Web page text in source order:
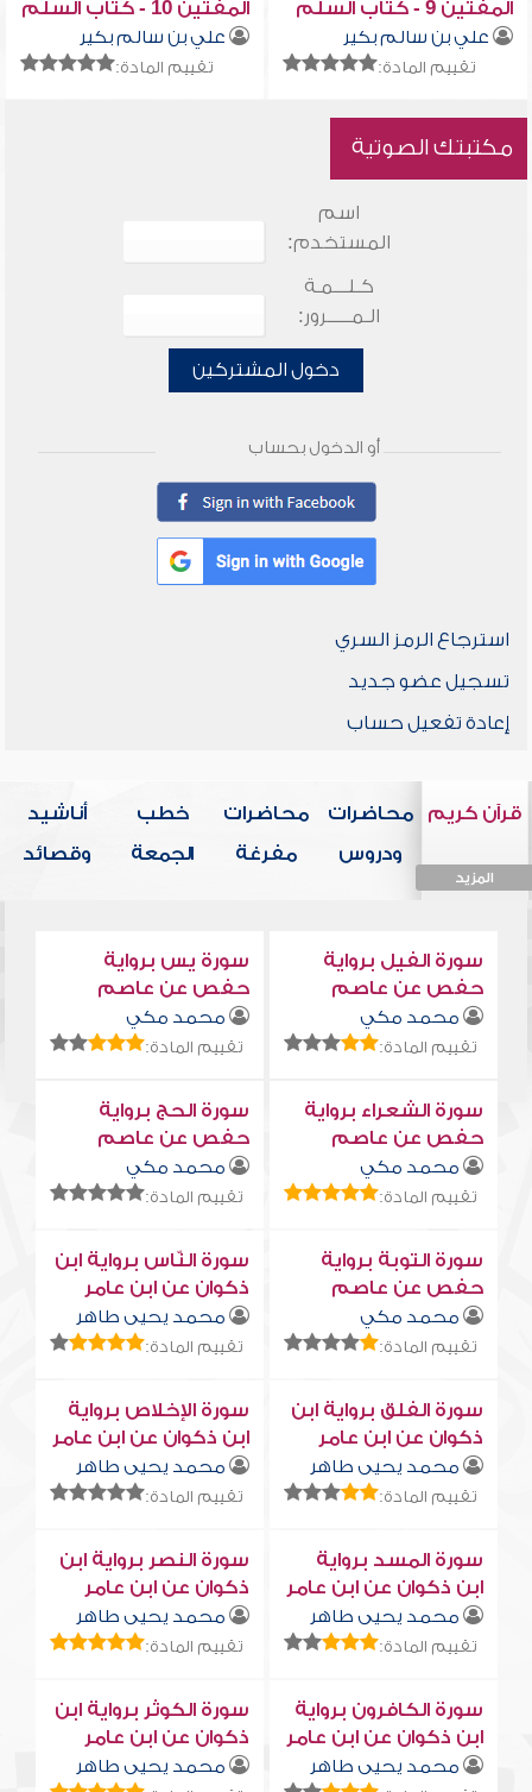
المفتين 9 - كتاب السلم
4
علي بن سالم بكير
تقييم المادة:
المفتين 10 - كتاب السلم
5
علي بن سالم بكير
تقييم المادة:
مكتبتك الصوتية
اسم
المستخدم:
كـلـــمـة
الـمـــــرور:
دخول المشتركين
أو الدخول بحساب
استرجاع الرمز السري
تسجيل عضو جديد
إعادة تفعيل حساب
قرآن كريم
المزيد
محاضرات
ودروس
محاضرات
مفرغة
خطب
الجمعة
أناشيد
وقصائد
سورة الفيل برواية
حفص عن عاصم
محمد مكي
تقييم المادة:
سورة يس برواية
حفص عن عاصم
محمد مكي
تقييم المادة:
سورة الشعراء برواية
حفص عن عاصم
محمد مكي
تقييم المادة:
سورة الحج برواية
حفص عن عاصم
محمد مكي
تقييم المادة:
سورة التوبة برواية
حفص عن عاصم
محمد مكي
تقييم المادة:
سورة النّاس برواية ابن
ذكوان عن ابن عامر
محمد يحيى طاهر
تقييم المادة:
سورة الفلق برواية ابن
ذكوان عن ابن عامر
محمد يحيى طاهر
تقييم المادة:
سورة الإخلاص برواية
ابن ذكوان عن ابن عامر
محمد يحيى طاهر
تقييم المادة:
سورة المسد برواية
ابن ذكوان عن ابن عامر
محمد يحيى طاهر
تقييم المادة:
سورة النصر برواية ابن
ذكوان عن ابن عامر
محمد يحيى طاهر
تقييم المادة:
سورة الكافرون برواية
ابن ذكوان عن ابن عامر
محمد يحيى طاهر
سورة الكوثر برواية ابن
ذكوان عن ابن عامر
محمد يحيى طاهر